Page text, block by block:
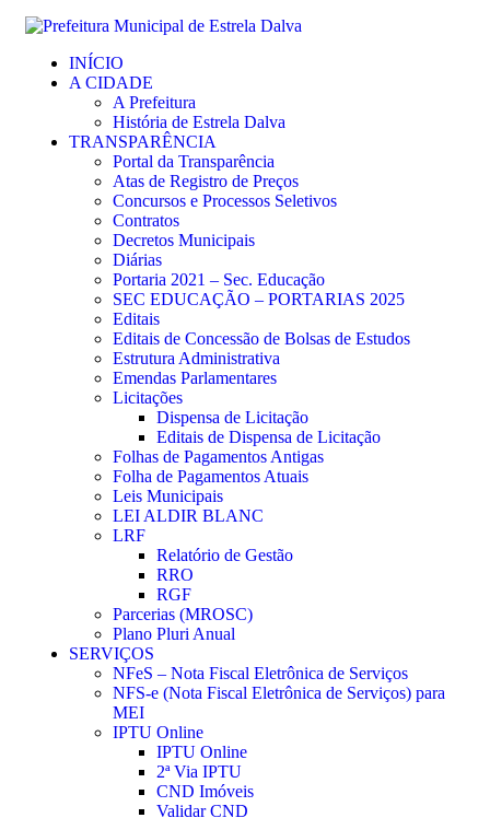
INÍCIO
A CIDADE
A Prefeitura
História de Estrela Dalva
TRANSPARÊNCIA
Portal da Transparência
Atas de Registro de Preços
Concursos e Processos Seletivos
Contratos
Decretos Municipais
Diárias
Portaria 2021 – Sec. Educação
SEC EDUCAÇÃO – PORTARIAS 2025
Editais
Editais de Concessão de Bolsas de Estudos
Estrutura Administrativa
Emendas Parlamentares
Licitações
Dispensa de Licitação
Editais de Dispensa de Licitação
Folhas de Pagamentos Antigas
Folha de Pagamentos Atuais
Leis Municipais
LEI ALDIR BLANC
LRF
Relatório de Gestão
RRO
RGF
Parcerias (MROSC)
Plano Pluri Anual
SERVIÇOS
NFeS – Nota Fiscal Eletrônica de Serviços
NFS-e (Nota Fiscal Eletrônica de Serviços) para
MEI
IPTU Online
IPTU Online
2ª Via IPTU
CND Imóveis
Validar CND